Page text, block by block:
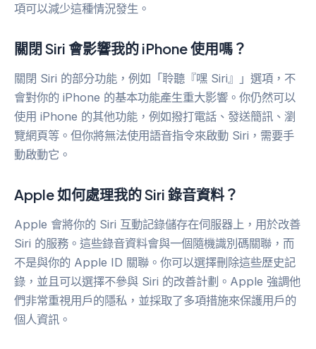
項可以減少這種情況發生。
關閉 Siri 會影響我的 iPhone 使用嗎？
關閉 Siri 的部分功能，例如「聆聽『嘿 Siri』」選項，不
會對你的 iPhone 的基本功能產生重大影響。你仍然可以
使用 iPhone 的其他功能，例如撥打電話、發送簡訊、瀏
覽網頁等。但你將無法使用語音指令來啟動 Siri，需要手
動啟動它。
Apple 如何處理我的 Siri 錄音資料？
Apple 會將你的 Siri 互動記錄儲存在伺服器上，用於改善
Siri 的服務。這些錄音資料會與一個隨機識別碼關聯，而
不是與你的 Apple ID 關聯。你可以選擇刪除這些歷史記
錄，並且可以選擇不參與 Siri 的改善計劃。Apple 強調他
們非常重視用戶的隱私，並採取了多項措施來保護用戶的
個人資訊。